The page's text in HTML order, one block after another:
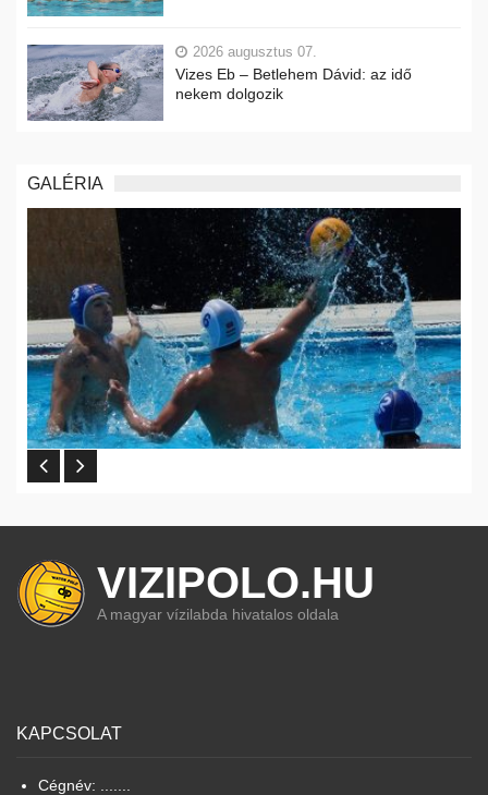
2026 augusztus 07.
Vizes Eb – Betlehem Dávid: az idő
nekem dolgozik
GALÉRIA
VIZIPOLO.HU
A magyar vízilabda hivatalos oldala
KAPCSOLAT
Cégnév: .......